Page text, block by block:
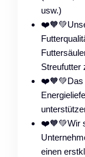
usw.)
Streufutter
❤️🧡💚Das
❤️🧡💚Wir
einen